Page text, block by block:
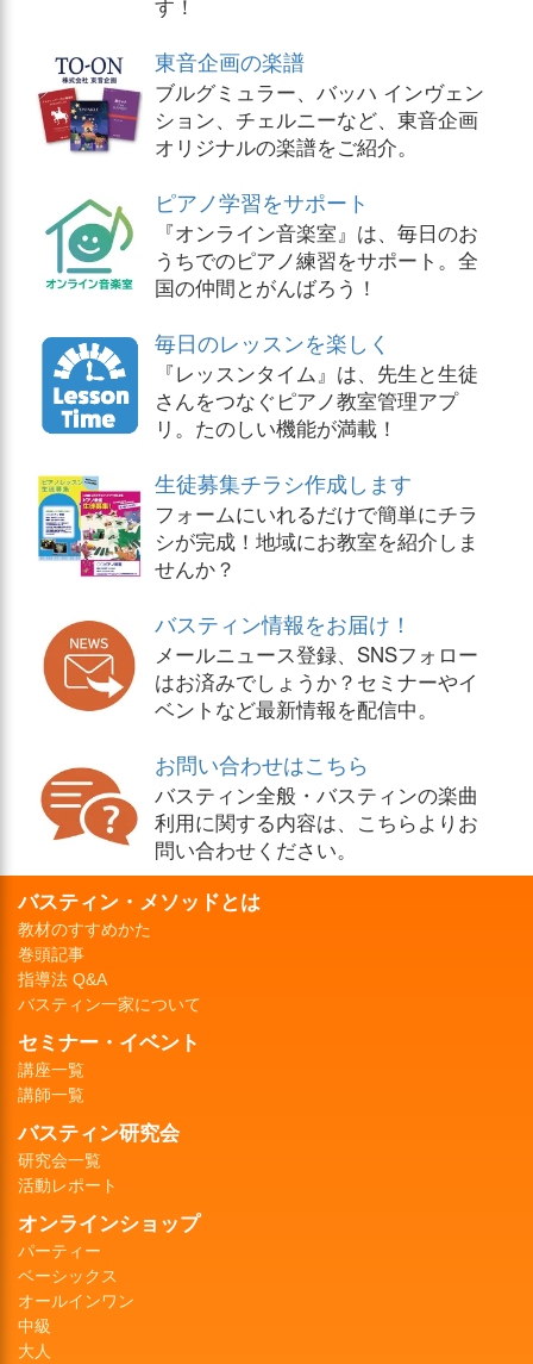
す！
東音企画の楽譜
ブルグミュラー、バッハ インヴェン
ション、チェルニーなど、東音企画
オリジナルの楽譜をご紹介。
ピアノ学習をサポート
『オンライン音楽室』は、毎日のお
うちでのピアノ練習をサポート。全
国の仲間とがんばろう！
毎日のレッスンを楽しく
『レッスンタイム』は、先生と生徒
さんをつなぐピアノ教室管理アプ
リ。たのしい機能が満載！
生徒募集チラシ作成します
フォームにいれるだけで簡単にチラ
シが完成！地域にお教室を紹介しま
せんか？
バスティン情報をお届け！
メールニュース登録、SNSフォロー
はお済みでしょうか？セミナーやイ
ベントなど最新情報を配信中。
お問い合わせはこちら
バスティン全般・バスティンの楽曲
利用に関する内容は、こちらよりお
問い合わせください。
バスティン・メソッドとは
教材のすすめかた
巻頭記事
指導法 Q&A
バスティン一家について
セミナー・イベント
講座一覧
講師一覧
バスティン研究会
研究会一覧
活動レポート
オンラインショップ
パーティー
ベーシックス
オールインワン
中級
大人